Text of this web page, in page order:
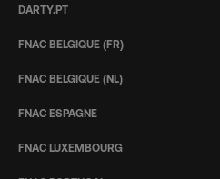
DARTY.PT
FNAC BELGIQUE (FR)
FNAC BELGIQUE (NL)
FNAC ESPAGNE
FNAC LUXEMBOURG